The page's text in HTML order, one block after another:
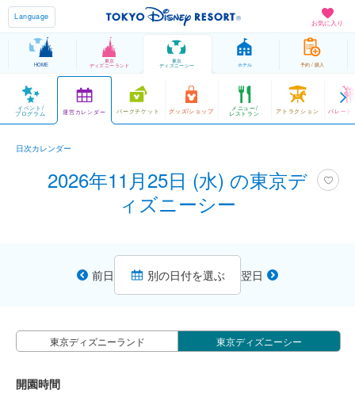
お気に入り
Language
HOME
東京
ディズニーランド
東京
ディズニーシー ホテル 予約 / 購入
イベント/
プログラム 運営カレンダー パークチケット グッズ/ショップ メニュー/
レストラン アトラクション パレード
日次カレンダー
2026年11月25日 (水) の東京デ
ィズニーシー
前日 別の日付を選ぶ 翌日
東京ディズニーランド 東京ディズニーシー
開園時間